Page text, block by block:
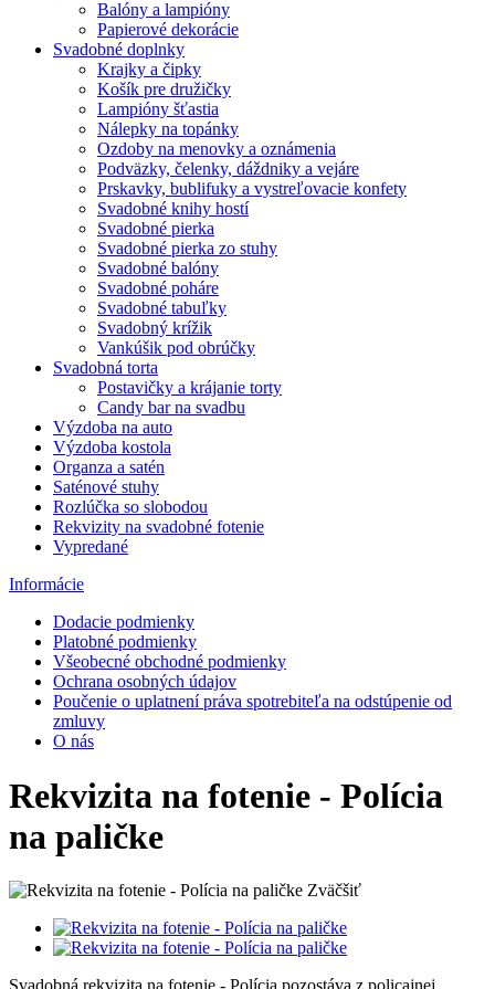
Balóny a lampióny
Papierové dekorácie
Svadobné doplnky
Krajky a čipky
Košík pre družičky
Lampióny šťastia
Nálepky na topánky
Ozdoby na menovky a oznámenia
Podväzky, čelenky, dáždniky a vejáre
Prskavky, bublifuky a vystreľovacie konfety
Svadobné knihy hostí
Svadobné pierka
Svadobné pierka zo stuhy
Svadobné balóny
Svadobné poháre
Svadobné tabuľky
Svadobný krížik
Vankúšik pod obrúčky
Svadobná torta
Postavičky a krájanie torty
Candy bar na svadbu
Výzdoba na auto
Výzdoba kostola
Organza a satén
Saténové stuhy
Rozlúčka so slobodou
Rekvizity na svadobné fotenie
Vypredané
Informácie
Dodacie podmienky
Platobné podmienky
Všeobecné obchodné podmienky
Ochrana osobných údajov
Poučenie o uplatnení práva spotrebiteľa na odstúpenie od
zmluvy
O nás
Rekvizita na fotenie - Polícia
na paličke
Zväčšiť
Svadobná rekvizita na fotenie - Polícia pozostáva z policajnej